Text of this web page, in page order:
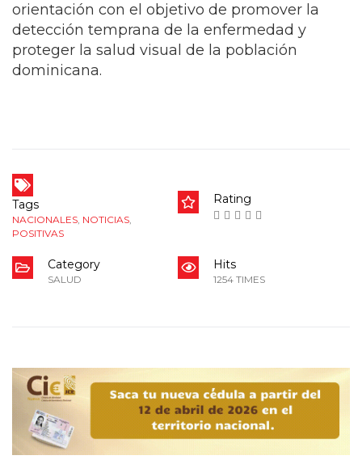
orientación con el objetivo de promover la
detección temprana de la enfermedad y
proteger la salud visual de la población
dominicana.
Tags
NACIONALES, NOTICIAS,
POSITIVAS
Rating
Category
SALUD
Hits
1254 TIMES